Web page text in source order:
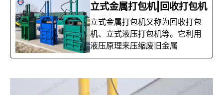
立式金属打包机|回收打包机
立式金属打包机又称为回收打包
机、立式液压打包机等。它利用
液压原理来压缩废旧金属